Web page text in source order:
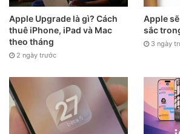
Apple Upgrade là gì? Cách
thuê iPhone, iPad và Mac
theo tháng
2 ngày trước
Apple
sắc
3 ngày